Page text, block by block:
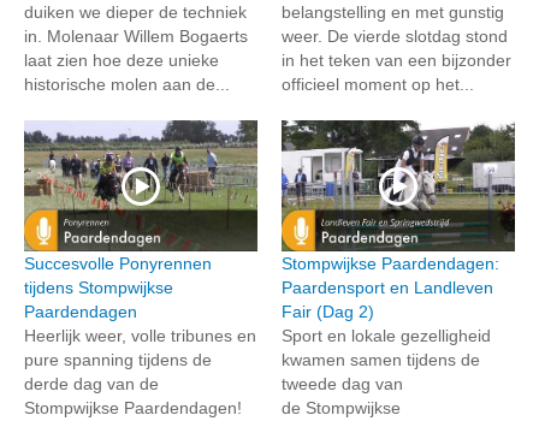
duiken we dieper de techniek
in. Molenaar Willem Bogaerts
laat zien hoe deze unieke
historische molen aan de...
belangstelling en met gunstig
weer. De vierde slotdag stond
in het teken van een bijzonder
officieel moment op het...
Succesvolle Ponyrennen
tijdens Stompwijkse
Paardendagen
Heerlijk weer, volle tribunes en
pure spanning tijdens de
derde dag van de
Stompwijkse Paardendagen!
Stompwijkse Paardendagen:
Paardensport en Landleven
Fair (Dag 2)
Sport en lokale gezelligheid
kwamen samen tijdens de
tweede dag van
de Stompwijkse